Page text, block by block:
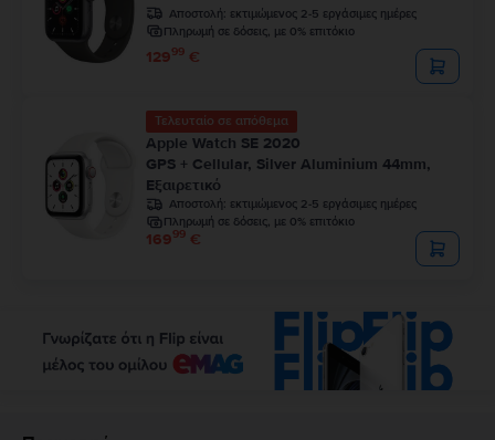
Αποστολή: εκτιμώμενος 2-5 εργάσιμες ημέρες
Πληρωμή σε δόσεις, με 0% επιτόκιο
12999 €
Τελευταίο σε απόθεμα
Apple Watch SE 2020
GPS + Cellular, Silver Aluminium 44mm,
Εξαιρετικό
Αποστολή: εκτιμώμενος 2-5 εργάσιμες ημέρες
Πληρωμή σε δόσεις, με 0% επιτόκιο
16999 €